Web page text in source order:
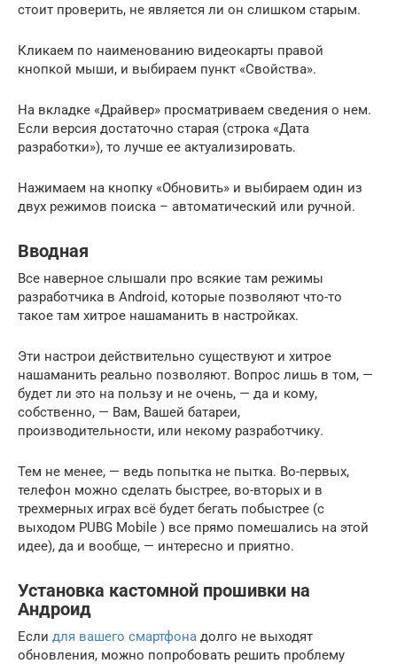
стоит проверить, не является ли он слишком старым.
Кликаем по наименованию видеокарты правой
кнопкой мыши, и выбираем пункт «Свойства».
На вкладке «Драйвер» просматриваем сведения о нем.
Если версия достаточно старая (строка «Дата
разработки»), то лучше ее актуализировать.
Нажимаем на кнопку «Обновить» и выбираем один из
двух режимов поиска – автоматический или ручной.
Вводная
Все наверное слышали про всякие там режимы
разработчика в Android, которые позволяют что-то
такое там хитрое нашаманить в настройках.
Эти настрои действительно существуют и хитрое
нашаманить реально позволяют. Вопрос лишь в том, —
будет ли это на пользу и не очень, — да и кому,
собственно, — Вам, Вашей батареи,
производительности, или некому разработчику.
Тем не менее, — ведь попытка не пытка. Во-первых,
телефон можно сделать быстрее, во-вторых и в
трехмерных играх всё будет бегать побыстрее (с
выходом PUBG Mobile ) все прямо помешались на этой
идее), да и вообще, — интересно и приятно.
Установка кастомной прошивки на
Андроид
Если для вашего смартфона долго не выходят
обновления, можно попробовать решить проблему